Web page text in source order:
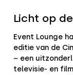
Licht op
Event Lounge
editie van de
– een
televisie- en